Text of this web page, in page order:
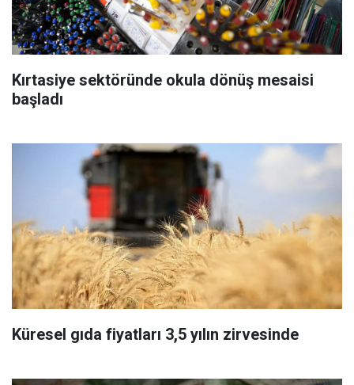
Kırtasiye sektöründe okula dönüş mesaisi
başladı
Küresel gıda fiyatları 3,5 yılın zirvesinde